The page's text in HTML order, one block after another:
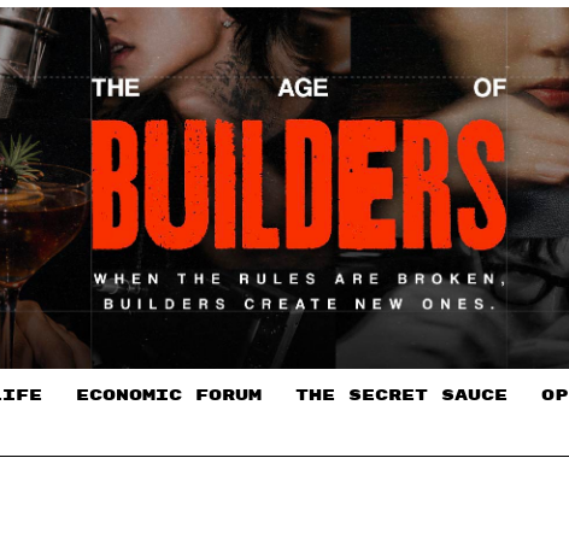
ECONOMIC FORUM THE SECRET SAUCE​